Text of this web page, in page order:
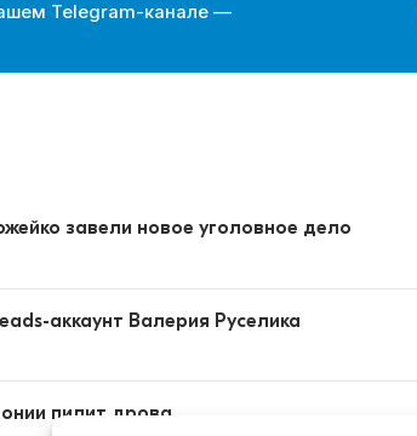
Telegram-канале —
завели новое уголовное дело
аккаунт Валерия Руселика
пилит дрова